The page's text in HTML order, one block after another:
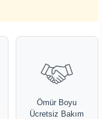
Ömür Boyu
Ücretsiz Bakım